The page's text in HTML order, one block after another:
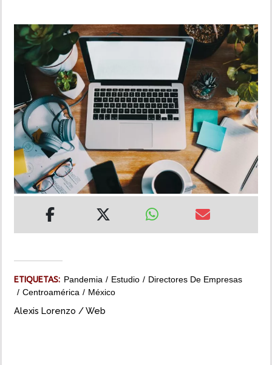
MUNDO
INSÓLITAS
MULTIMEDIA
IMPRESO
ETIQUETAS: Pandemia Estudio
Directores De Empresas
Centroamérica
México
Alexis Lorenzo / Web